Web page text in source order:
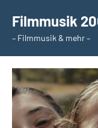
Inhalt
springen
Filmmusik
– Filmmusik & mehr –